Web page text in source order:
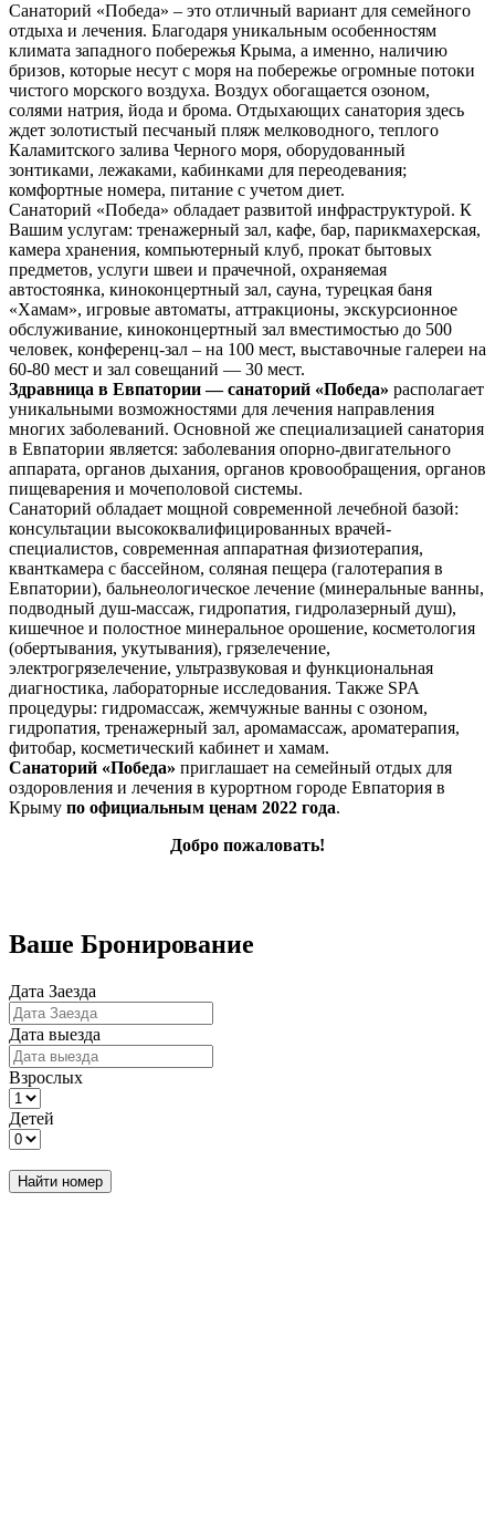
Санаторий «Победа» – это отличный вариант для семейного
отдыха и лечения. Благодаря уникальным особенностям
климата западного побережья Крыма, а именно, наличию
бризов, которые несут с моря на побережье огромные потоки
чистого морского воздуха. Воздух обогащается озоном,
солями натрия, йода и брома. Отдыхающих санатория здесь
ждет золотистый песчаный пляж мелководного, теплого
Каламитского залива Черного моря, оборудованный
зонтиками, лежаками, кабинками для переодевания;
комфортные номера, питание с учетом диет.
Санаторий «Победа» обладает развитой инфраструктурой. К
Вашим услугам: тренажерный зал, кафе, бар, парикмахерская,
камера хранения, компьютерный клуб, прокат бытовых
предметов, услуги швеи и прачечной, охраняемая
автостоянка, киноконцертный зал, сауна, турецкая баня
«Хамам», игровые автоматы, аттракционы, экскурсионное
обслуживание, киноконцертный зал вместимостью до 500
человек, конференц-зал – на 100 мест, выставочные галереи на
60-80 мест и зал совещаний — 30 мест.
Здравница в Евпатории — санаторий «Победа» располагает
уникальными возможностями для лечения направления
многих заболеваний. Основной же специализацией санатория
в Евпатории является: заболевания опорно-двигательного
аппарата, органов дыхания, органов кровообращения, органов
пищеварения и мочеполовой системы.
Санаторий обладает мощной современной лечебной базой:
консультации высококвалифицированных врачей-
специалистов, современная аппаратная физиотерапия,
кванткамера с бассейном, соляная пещера (галотерапия в
Евпатории), бальнеологическое лечение (минеральные ванны,
подводный душ-массаж, гидропатия, гидролазерный душ),
кишечное и полостное минеральное орошение, косметология
(обертывания, укутывания), грязелечение,
электрогрязелечение, ультразвуковая и функциональная
диагностика, лабораторные исследования. Также SPA
процедуры: гидромассаж, жемчужные ванны с озоном,
гидропатия, тренажерный зал, аромамассаж, ароматерапия,
фитобар, косметический кабинет и хамам.
Санаторий «Победа» приглашает на семейный отдых для
оздоровления и лечения в курортном городе Евпатория в
Крыму по официальным ценам 2022 года.
Добро пожаловать!
Ваше Бронирование
Дата Заезда
Дата выезда
Взрослых
Детей
Найти номер